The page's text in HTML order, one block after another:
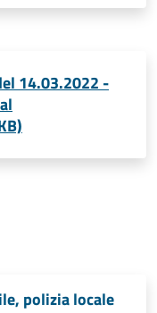
14.03.2022 -
polizia locale